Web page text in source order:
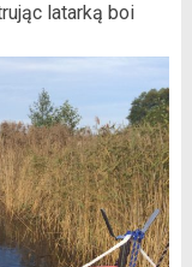
latarką boi